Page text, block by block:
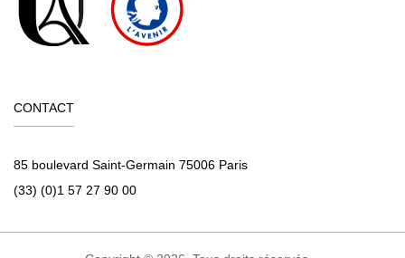
CONTACT
85 boulevard Saint-Germain 75006 Paris
(33) (0)1 57 27 90 00